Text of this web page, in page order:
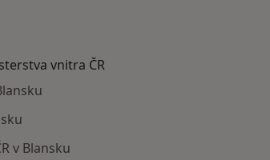
vnitra ČR
v Blansku